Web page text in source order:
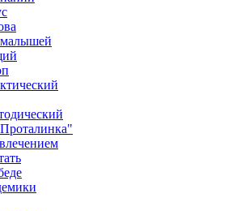
малышей